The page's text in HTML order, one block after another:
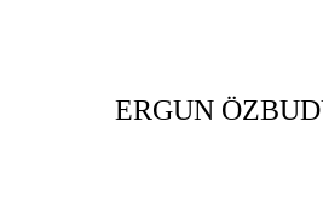
ERGUN